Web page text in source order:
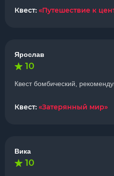
Квест: «Путешествие к
Ярослав
10
Квест бомбический,
Квест: «Затерянный мир»
Вика
10